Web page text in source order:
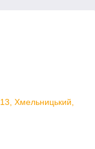
Хмельницький,